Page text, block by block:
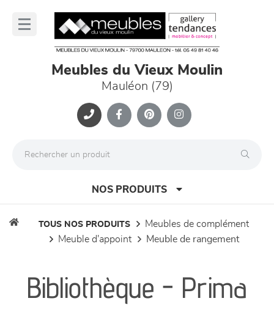
Meubles du Vieux Moulin
Mauléon (79)
NOS PRODUITS
séjours
TOUS NOS PRODUITS
meubles de complément
meuble d'appoint
meuble de rangement
Bibliothèque - Prima